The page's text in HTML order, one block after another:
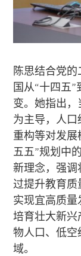
陈思结合党
国从“十四五
变。她指出
为主导，人
重构等对发
五五”规划中
新理念，强调
过提升教育质
实现宜高质量
培育壮大新
物人口、低
域。